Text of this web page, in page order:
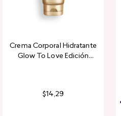
Crema Corporal Hidratante
Glow To Love Edición
$14,29